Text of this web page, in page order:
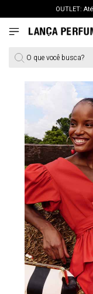
OUTLET:
O que você busca?